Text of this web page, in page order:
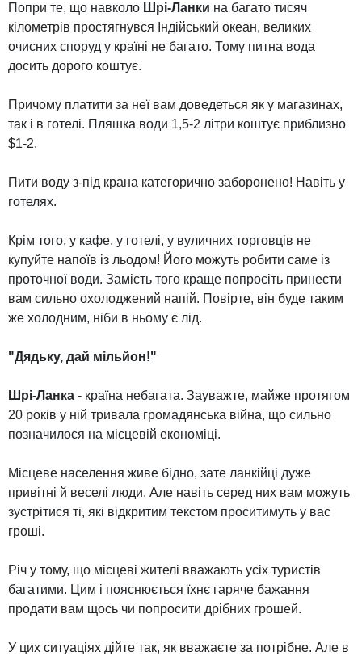
Попри те, що навколо Шрі-Ланки на багато тисяч
кілометрів простягнувся Індійський океан, великих
очисних споруд у країні не багато. Тому питна вода
досить дорого коштує.
Причому платити за неї вам доведеться як у магазинах,
так і в готелі. Пляшка води 1,5-2 літри коштує приблизно
$1-2.
Пити воду з-під крана категорично заборонено! Навіть у
готелях.
Крім того, у кафе, у готелі, у вуличних торговців не
купуйте напоїв із льодом! Його можуть робити саме із
проточної води. Замість того краще попросіть принести
вам сильно охолоджений напій. Повірте, він буде таким
же холодним, ніби в ньому є лід.
"Дядьку, дай мільйон!"
Шрі-Ланка - країна небагата. Зауважте, майже протягом
20 років у ній тривала громадянська війна, що сильно
позначилося на місцевій економіці.
Місцеве населення живе бідно, зате ланкійці дуже
привітні й веселі люди. Але навіть серед них вам можуть
зустрітися ті, які відкритим текстом проситимуть у вас
гроші.
Річ у тому, що місцеві жителі вважають усіх туристів
багатими. Цим і пояснюється їхнє гаряче бажання
продати вам щось чи попросити дрібних грошей.
У цих ситуаціях дійте так, як вважаєте за потрібне. Але в